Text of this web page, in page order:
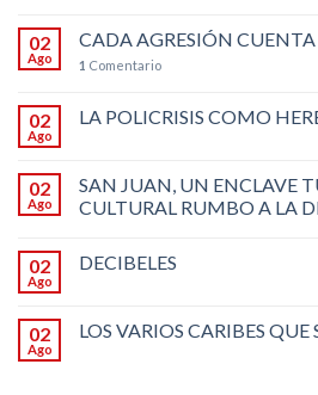
02
Ago
CADA AGRESIÓN CUENTA
1 Comentario
02
Ago
LA POLICRISIS COMO
02
Ago
SAN JUAN, UN ENCLAVE
CULTURAL RUMBO A LA
02
Ago
DECIBELES
02
Ago
LOS VARIOS CARIBES QUE